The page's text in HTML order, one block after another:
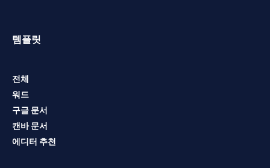
템플릿
전체
워드
구글 문서
캔바 문서
에디터 추천